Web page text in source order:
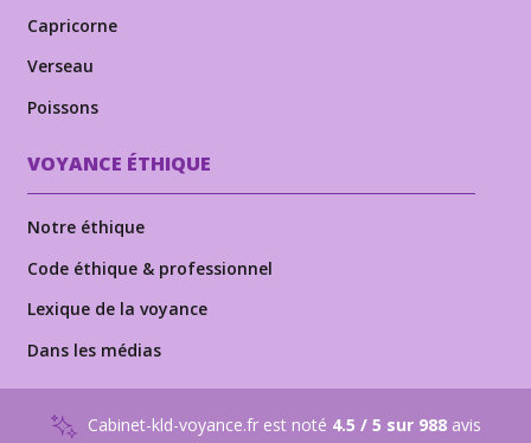
Capricorne
Verseau
Poissons
VOYANCE ÉTHIQUE
Notre éthique
Code éthique & professionnel
Lexique de la voyance
Dans les médias
Cabinet-kld-voyance.fr est noté 4.5 / 5 sur 988avis